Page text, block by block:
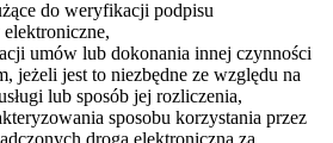
do weryfikacji podpisu
umów lub dokonania innej czynności
jeżeli jest to niezbędne ze względu na
lub sposób jej rozliczenia,
sposobu korzystania przez
drogą elektroniczną za